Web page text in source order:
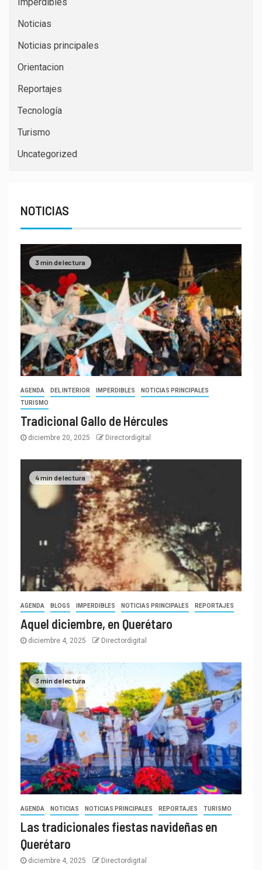
Imperdibles
Noticias
Noticias principales
Orientacion
Reportajes
Tecnología
Turismo
Uncategorized
NOTICIAS
3 min de lectura
AGENDA DEL INTERIOR IMPERDIBLES
NOTICIAS PRINCIPALES
TURISMO
Tradicional Gallo de Hércules
diciembre 20, 2025 Directordigital
4 min de lectura
AGENDA BLOGS IMPERDIBLES NOTICIAS PRINCIPALES REPORTAJES
Aquel diciembre, en Querétaro
diciembre 4, 2025 Directordigital
3 min de lectura
AGENDA NOTICIAS NOTICIAS PRINCIPALES REPORTAJES TURISMO
Las tradicionales fiestas navideñas en
Querétaro
diciembre 4, 2025 Directordigital